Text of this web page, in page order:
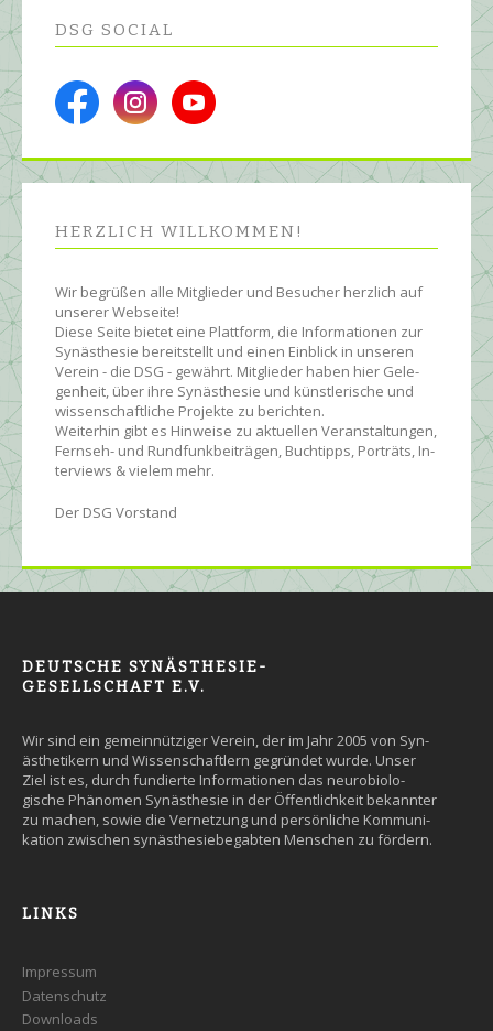
DSG SOCIAL
HERZLICH WILL­KOMMEN!
Wir begrüßen alle Mit­glie­der und Be­sucher herz­lich auf
unserer Web­seite!
Diese Seite bietet eine Platt­form, die Infor­ma­tionen zur
Syn­äs­the­sie be­reit­stellt und einen Ein­blick in unseren
Ver­ein - die DSG - ge­währt. Mit­glie­der ha­ben hier Ge­le­
gen­heit, über ihre Syn­äs­the­sie und künst­le­rische und
wissen­schaft­liche Pro­jekte zu be­rich­ten.
Wei­ter­hin gibt es Hin­wei­se zu ak­tu­ellen Ver­an­stal­tun­gen,
Fern­seh- und Rund­funk­bei­trägen, Buch­tipps, Por­träts, In­
ter­views & vielem mehr.
Der DSG Vorstand
DEUTSCHE SYNÄSTHESIE-
GESELLSCHAFT E.V.
Wir sind ein gemein­nütziger Ver­ein, der im Jahr 2005 von Syn­
äs­the­tikern und Wissen­schaft­lern ge­grün­det wurde. Un­ser
Ziel ist es, durch fun­dier­te Infor­ma­tio­nen das neuro­bio­lo­
gische Phäno­men Syn­äs­the­sie in der Öffent­lich­keit be­kann­ter
zu machen, so­wie die Ver­net­zung und persön­liche Kommuni­
kation zwi­schen syn­äs­the­sie­be­gab­ten Men­schen zu fördern.
LINKS
Impressum
Datenschutz
Downloads